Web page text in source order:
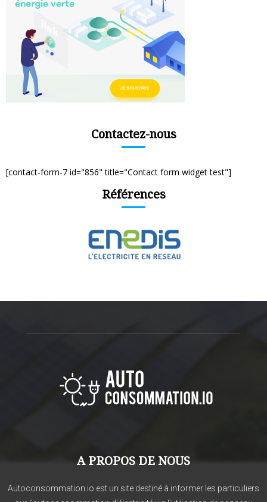
Contactez-nous
[contact-form-7 id="856" title="Contact form widget test"]
Références
A PROPOS DE NOUS
Autoconsommation.io est un site destiné à informer les particuliers